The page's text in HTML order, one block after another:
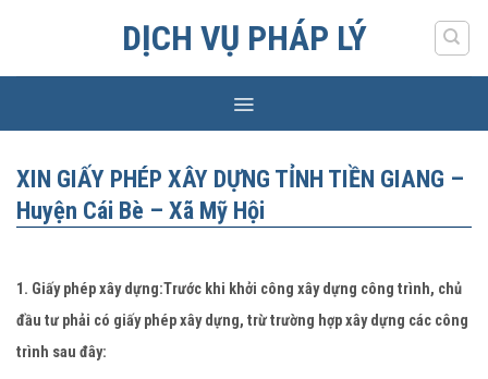
DỊCH VỤ PHÁP LÝ
XIN GIẤY PHÉP XÂY DỰNG TỈNH TIỀN GIANG –
Huyện Cái Bè – Xã Mỹ Hội
1. Giấy phép xây dựng:Trước khi khởi công xây dựng công trình, chủ
đầu tư phải có giấy phép xây dựng, trừ trường hợp xây dựng các công
trình sau đây: